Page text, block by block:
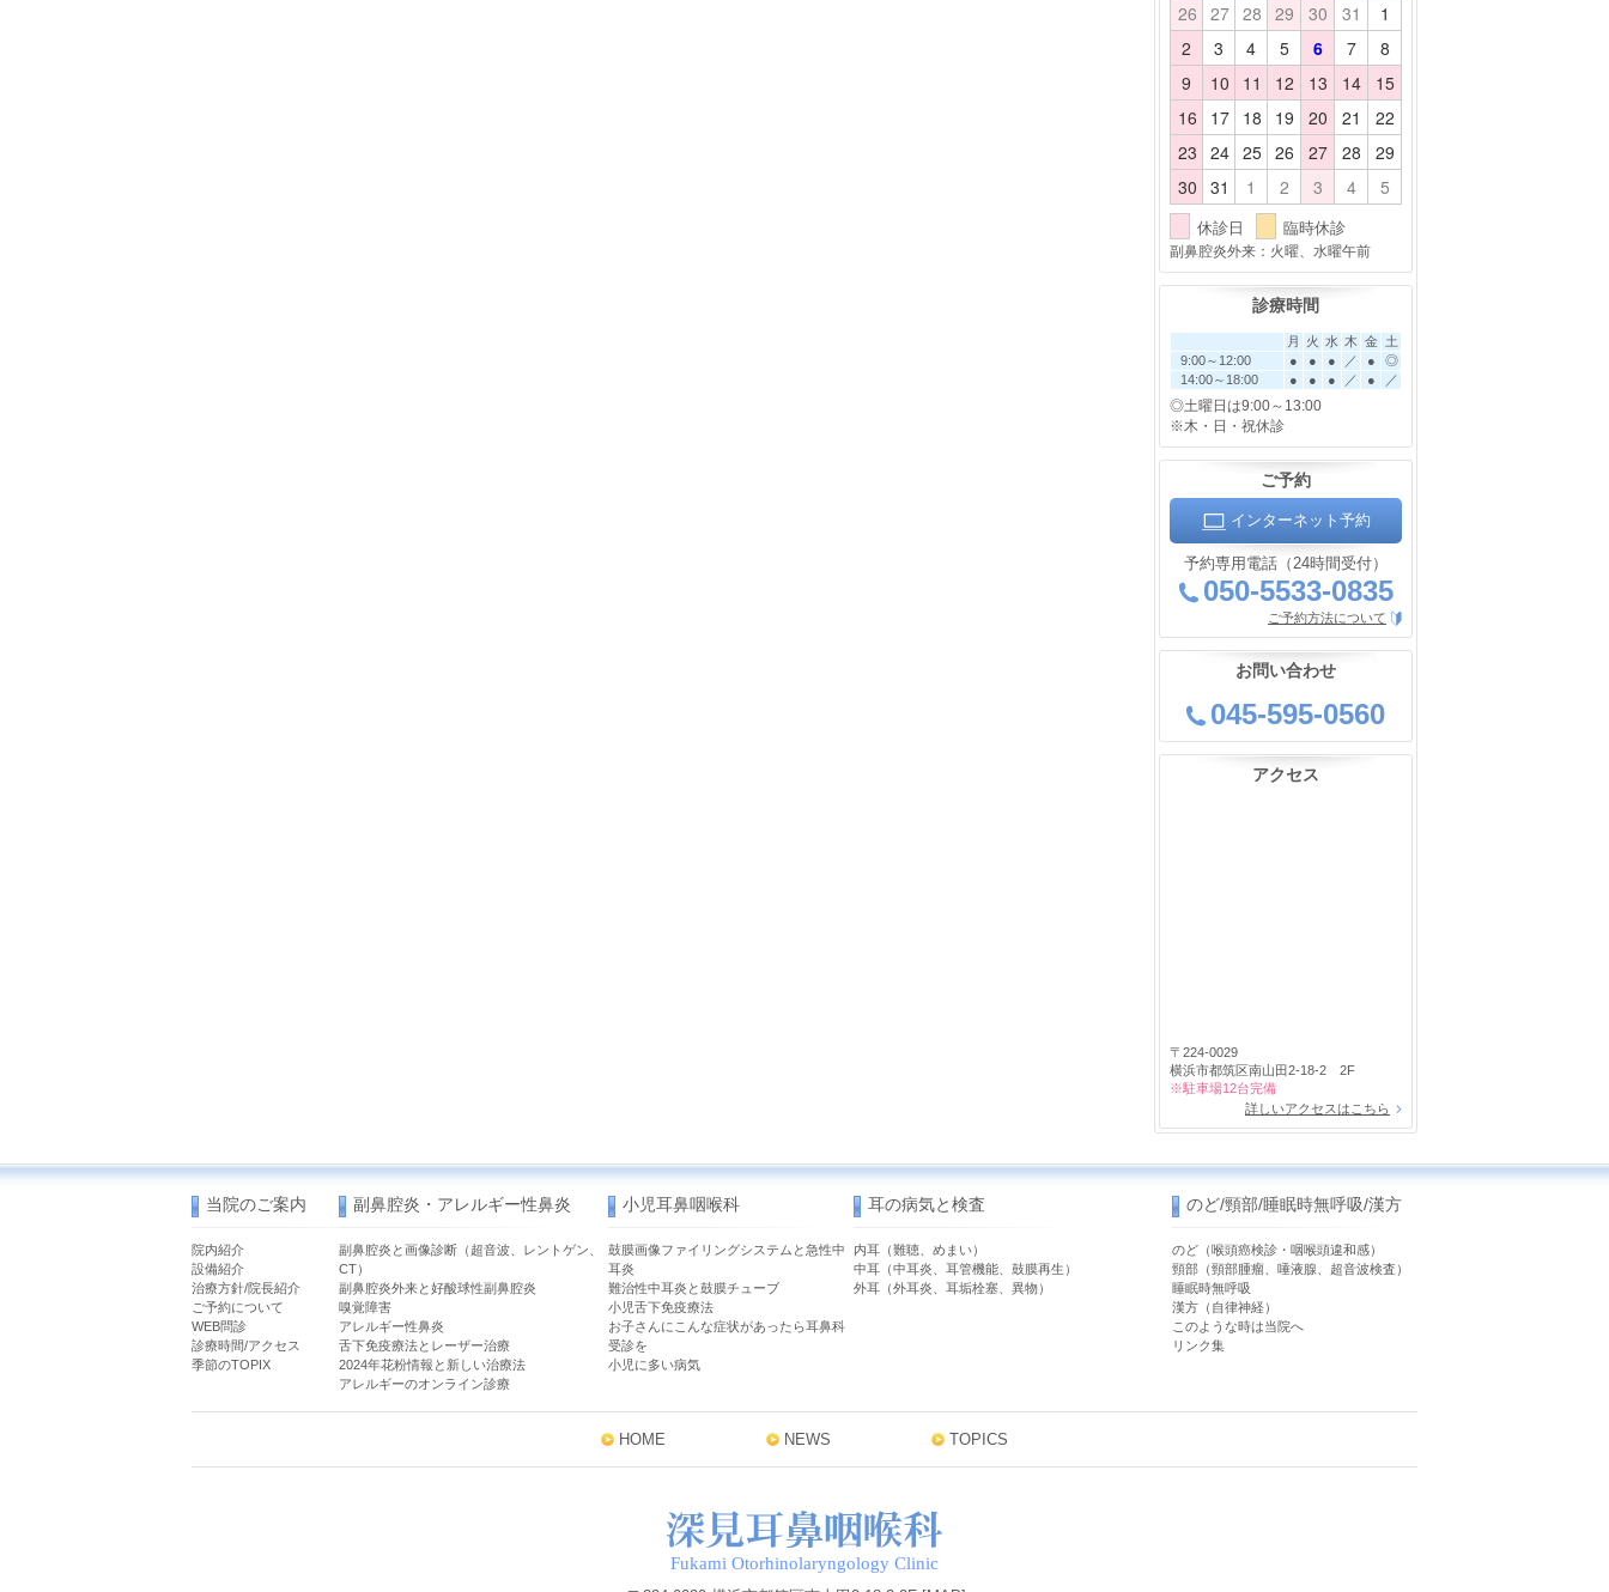
26 27 28 29 30 31
1
2
3 4 5 6 7
8
9
10 11 12 13 14
15
16
17 18 19 20 21
22
23 24 25 26 27 28
29
30 31 1 2 3 4 5
休診日 臨時休診
副鼻腔炎外来：火曜、水曜午前
診療時間
月 火 水 木 金
土
9:00～12:00
● ● ● ／ ●
◎
14:00～18:00
● ● ● ／ ● ／
◎土曜日は9:00～13:00
※木・日・祝休診
ご予約
インターネット予約
予約専用電話（24時間受付）
050-5533-0835
ご予約方法について
お問い合わせ
045-595-0560
アクセス
〒224-0029
横浜市都筑区南山田2-18-2 2F
※駐車場12台完備
詳しいアクセスはこちら
当院のご案内
院内紹介
設備紹介
治療方針/院長紹介
ご予約について
WEB問診
診療時間/アクセス
季節のTOPIX
副鼻腔炎・アレルギー性鼻炎
副鼻腔炎と画像診断（超音波、レントゲン、
CT）
副鼻腔炎外来と好酸球性副鼻腔炎
嗅覚障害
アレルギー性鼻炎
舌下免疫療法とレーザー治療
2024年花粉情報と新しい治療法
アレルギーのオンライン診療
小児耳鼻咽喉科
鼓膜画像ファイリングシステムと急性中
耳炎
難治性中耳炎と鼓膜チューブ
小児舌下免疫療法
お子さんにこんな症状があったら耳鼻科
受診を
小児に多い病気
耳の病気と検査
内耳（難聴、めまい）
中耳（中耳炎、耳管機能、鼓膜再生）
外耳（外耳炎、耳垢栓塞、異物）
のど/頸部/睡眠時無呼吸/漢方
のど（喉頭癌検診・咽喉頭違和感）
頸部（頸部腫瘤、唾液腺、超音波検査）
睡眠時無呼吸
漢方（自律神経）
このような時は当院へ
リンク集
HOME NEWS TOPICS
Fukami Otorhinolaryngology Clinic